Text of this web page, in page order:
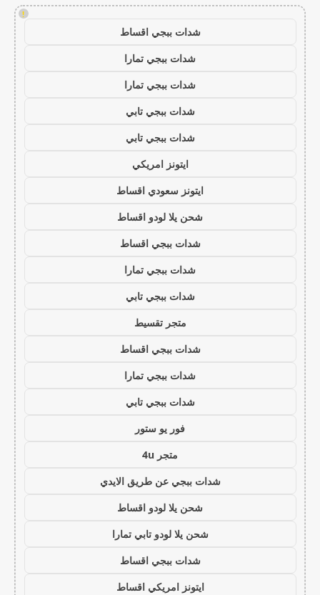
!
شدات ببجي اقساط
شدات ببجي تمارا
شدات ببجي تمارا
شدات ببجي تابي
شدات ببجي تابي
ايتونز امريكي
ايتونز سعودي اقساط
شحن يلا لودو اقساط
شدات ببجي اقساط
شدات ببجي تمارا
شدات ببجي تابي
متجر تقسيط
شدات ببجي اقساط
شدات ببجي تمارا
شدات ببجي تابي
فور يو ستور
متجر 4u
شدات ببجي عن طريق الايدي
شحن يلا لودو اقساط
شحن يلا لودو تابي تمارا
شدات ببجي اقساط
ايتونز امريكي اقساط